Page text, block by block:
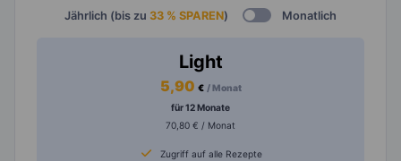
Jährlich (bis zu 33 % SPAREN) Monatlich
Light
5,90 € / Monat
für 12 Monate
70,80 € / Monat
Zugriff auf alle Rezepte